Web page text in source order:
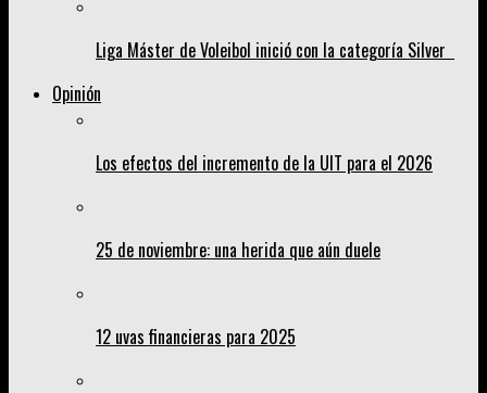
Liga Máster de Voleibol inició con la categoría Silver
Opinión
Los efectos del incremento de la UIT para el 2026
25 de noviembre: una herida que aún duele
12 uvas financieras para 2025